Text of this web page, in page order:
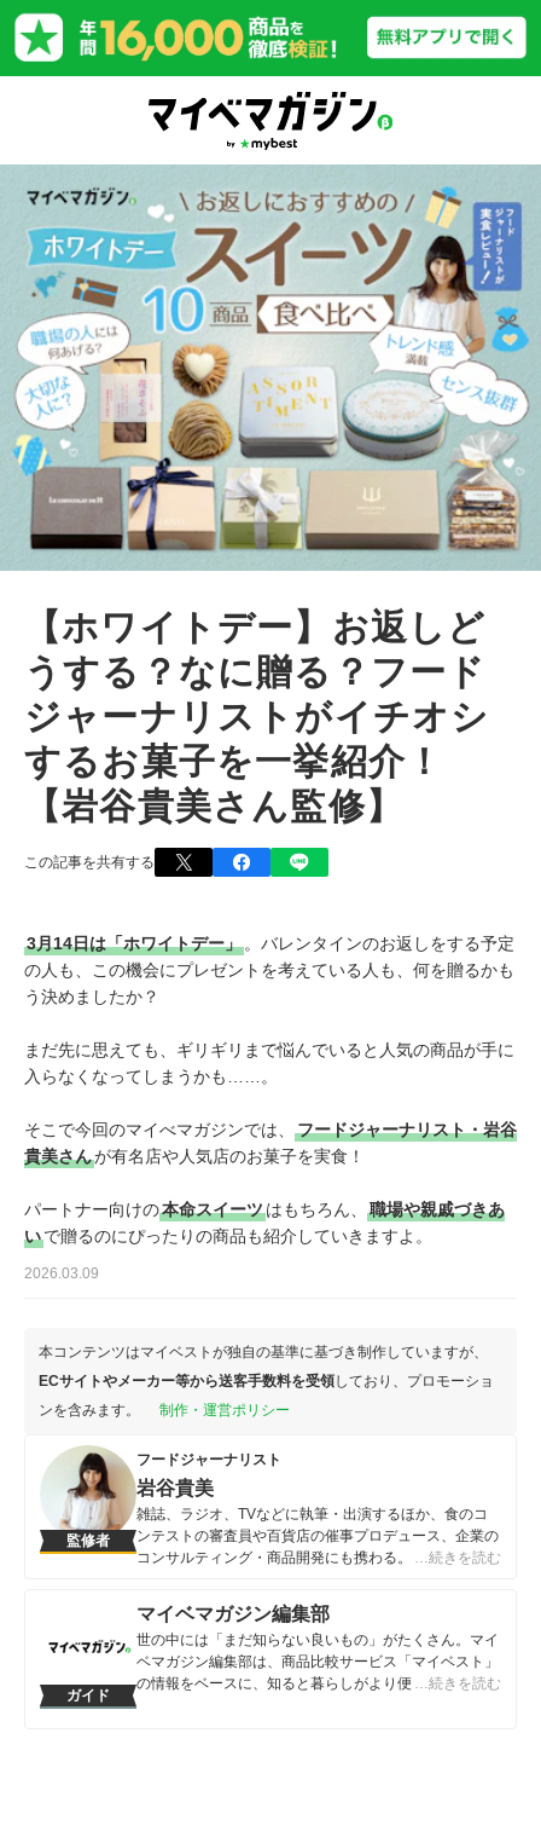
【ホワイトデー】お返しど
うする？なに贈る？フード
ジャーナリストがイチオシ
するお菓子を一挙紹介！
【岩谷貴美さん監修】
この記事を共有する
3月14日は「ホワイトデー」。バレンタインのお返しをする予定
の人も、この機会にプレゼントを考えている人も、何を贈るかも
う決めましたか？
まだ先に思えても、ギリギリまで悩んでいると人気の商品が手に
入らなくなってしまうかも……。
そこで今回のマイべマガジンでは、
フードジャーナリスト・岩谷
貴美さんが有名店や人気店のお菓子を実食！
パートナー向けの本命スイーツはもちろん、
職場や親戚づきあ
いで贈るのにぴったりの商品も紹介していきますよ。
2026.03.09
本コンテンツはマイベストが独自の基準に基づき制作していますが、
ECサイトやメーカー等から送客手数料を受領しており、プロモーショ
ンを含みます。
制作・運営ポリシー
監修者
フードジャーナリスト
岩谷貴美
雑誌、ラジオ、TVなどに執筆・出演するほか、食のコ
ンテストの審査員や百貨店の催事プロデュース、企業の
コンサルティング・商品開発にも携わる。近年はホテル
イーツに関しては、1日に20〜30品食べるのが日常茶飯
事で、年間では約3000品以上にも及んでいる。
岩谷貴美のプロフィール
…続きを読む
ガイド
マイベマガジン編集部
世の中には「まだ知らない良いもの」がたくさん。マイ
ベマガジン編集部は、商品比較サービス「マイベスト」
の情報をベースに、知ると暮らしがより便利になるアイ
…続きを読む